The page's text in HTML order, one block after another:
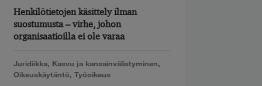
Henkilötietojen käsittely ilman
suostumusta – virhe, johon
organisaatioilla ei ole varaa
Juridiikka, Kasvu ja kansainvälistyminen,
Oikeuskäytäntö,Työoikeus